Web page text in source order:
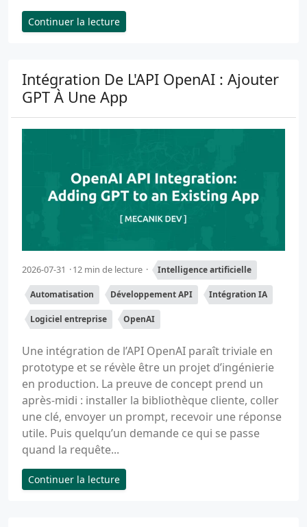
Continuer la lecture
Intégration De L'API OpenAI : Ajouter
GPT À Une App
2026-07-31 12 min de lecture Intelligence artificielle
Automatisation Développement API Intégration IA
Logiciel entreprise OpenAI
Une intégration de l’API OpenAI paraît triviale en
prototype et se révèle être un projet d’ingénierie
en production. La preuve de concept prend un
après-midi : installer la bibliothèque cliente, coller
une clé, envoyer un prompt, recevoir une réponse
utile. Puis quelqu’un demande ce qui se passe
quand la requête...
Continuer la lecture